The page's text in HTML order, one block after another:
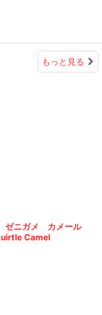
もっと見る
ゼニガメ カメール
Camel